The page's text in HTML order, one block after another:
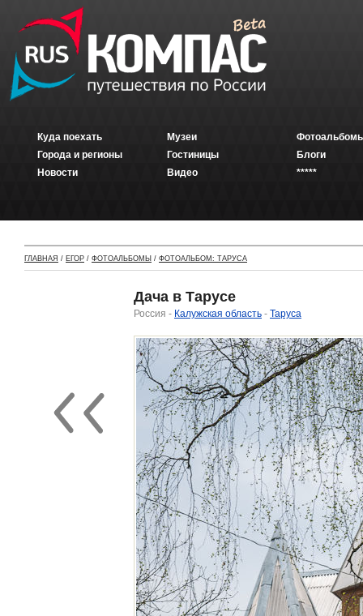
Куда поехать
Города и регионы
Новости
Музеи
Гостиницы
Видео
Блоги
*****
ГЛАВНАЯ / ЕГОР / ФОТОАЛЬБОМЫ / ФОТОАЛЬБОМ: ТАРУСА
Дача в Тарусе
Россия - Калужская область - Таруса